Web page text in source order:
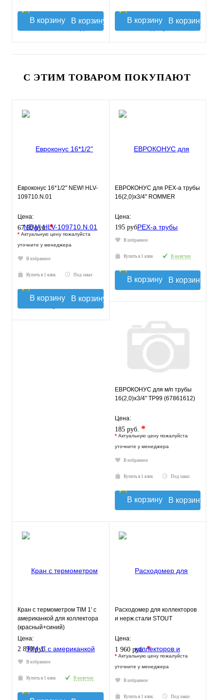
В корзину В корзину
С ЭТИМ ТОВАРОМ ПОКУПАЮТ
Евроконус 16*1/2" NEW! HLV-
109710.N.01
Цена:
67.50 руб.*
* Актуальную цену пожалуйста
уточните у менеджера
В избранное
Купить в 1 клик Под заказ
В корзину
ЕВРОКОНУС для PEX-a трубы
16(2,0)x3/4" ROMMER
Цена:
195 руб.
В избранное
Купить в 1 клик В наличии
В корзину
ЕВРОКОНУС для м/п трубы
16(2,0)x3/4" ТР99 (67861612)
Цена:
185 руб. *
* Актуальную цену пожалуйста
уточните у менеджера
В избранное
Купить в 1 клик Под заказ
В корзину
Кран с термометром TIM 1' с
американкой для коллектора
(красный+синий)
Цена:
2 890 руб.
В избранное
Купить в 1 клик В наличии
Расходомер для коллекторов
и нерж.стали STOUT
Цена:
1 960 руб.*
* Актуальную цену пожалуйста
уточните у менеджера
В избранное
Купить в 1 клик Под заказ